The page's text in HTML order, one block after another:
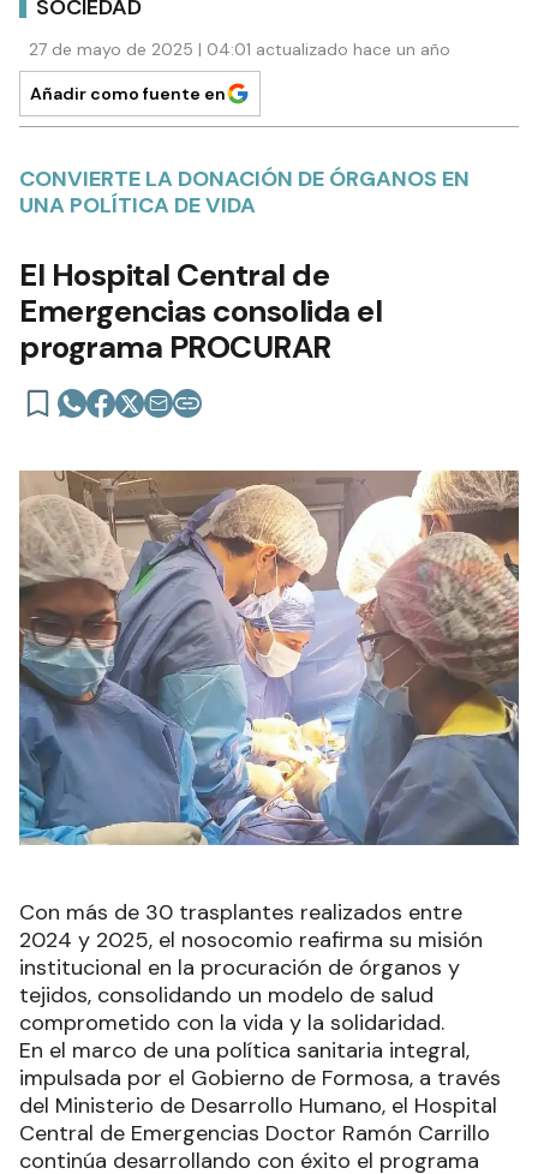
SOCIEDAD
27 de mayo de 2025 | 04:01 actualizado hace un año
Añadir como fuente en
CONVIERTE LA DONACIÓN DE ÓRGANOS EN
UNA POLÍTICA DE VIDA
El Hospital Central de
Emergencias consolida el
programa PROCURAR
Con más de 30 trasplantes realizados entre
2024 y 2025, el nosocomio reafirma su misión
institucional en la procuración de órganos y
tejidos, consolidando un modelo de salud
comprometido con la vida y la solidaridad.
En el marco de una política sanitaria integral,
impulsada por el Gobierno de Formosa, a través
del Ministerio de Desarrollo Humano, el Hospital
Central de Emergencias Doctor Ramón Carrillo
continúa desarrollando con éxito el programa